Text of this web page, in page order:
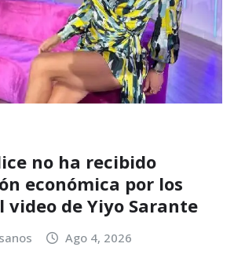
no ha recibido
económica por los
video de Yiyo Sarante
Ago 4, 2026